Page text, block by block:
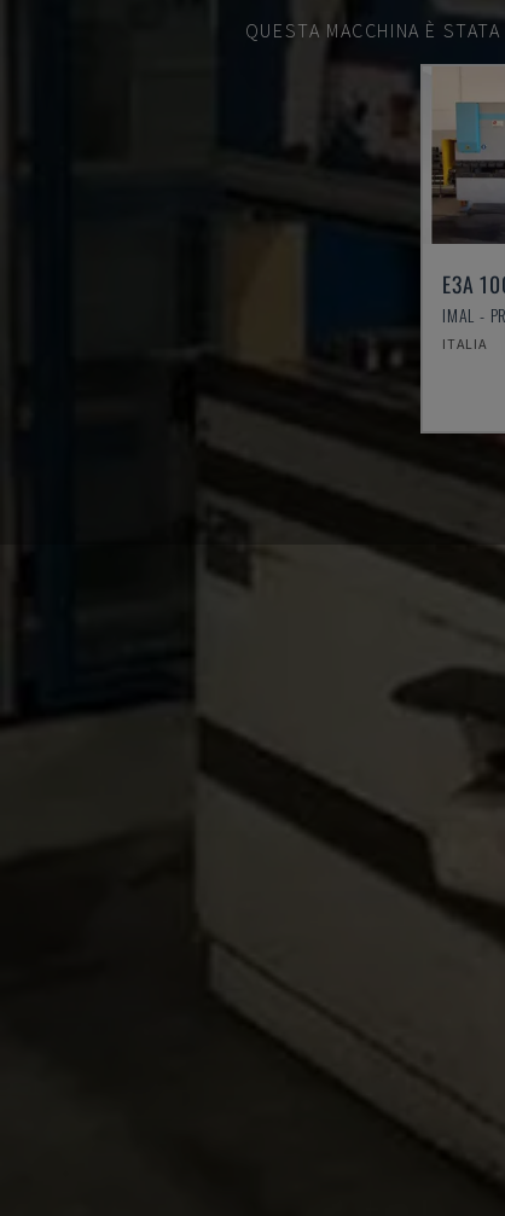
QUESTA MACCHINA È
E3A
IMAL -
ITALIA